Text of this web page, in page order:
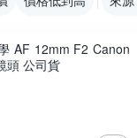
AF 12mm F2 Canon
頭 公司貨